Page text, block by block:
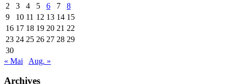
2
3 4 5 6 7
8
9
10 11 12 13 14 15
16 17 18 19 20 21 22
23 24 25 26 27 28 29
30
« Mai
Aug. »
Archives